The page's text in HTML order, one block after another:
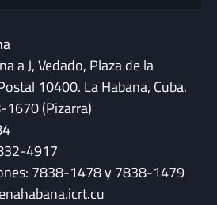
a J, Vedado, Plaza de la
10400. La Habana, Cuba.
1670 (Pizarra)
4917
7838-1478 y 7838-1479